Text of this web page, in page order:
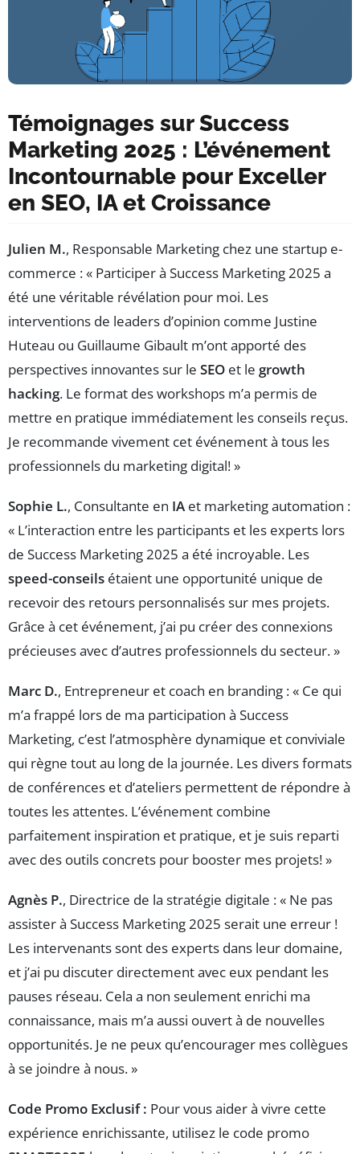
Témoignages sur Success
Marketing 2025 : L’événement
Incontournable pour Exceller
en SEO, IA et Croissance
Julien M., Responsable Marketing chez une startup e-
commerce : « Participer à Success Marketing 2025 a
été une véritable révélation pour moi. Les
interventions de leaders d’opinion comme Justine
Huteau ou Guillaume Gibault m’ont apporté des
perspectives innovantes sur le SEO et le growth
hacking. Le format des workshops m’a permis de
mettre en pratique immédiatement les conseils reçus.
Je recommande vivement cet événement à tous les
professionnels du marketing digital! »
Sophie L., Consultante en IA et marketing automation :
« L’interaction entre les participants et les experts lors
de Success Marketing 2025 a été incroyable. Les
speed-conseils étaient une opportunité unique de
recevoir des retours personnalisés sur mes projets.
Grâce à cet événement, j’ai pu créer des connexions
précieuses avec d’autres professionnels du secteur. »
Marc D., Entrepreneur et coach en branding : « Ce qui
m’a frappé lors de ma participation à Success
Marketing, c’est l’atmosphère dynamique et conviviale
qui règne tout au long de la journée. Les divers formats
de conférences et d’ateliers permettent de répondre à
toutes les attentes. L’événement combine
parfaitement inspiration et pratique, et je suis reparti
avec des outils concrets pour booster mes projets! »
Agnès P., Directrice de la stratégie digitale : « Ne pas
assister à Success Marketing 2025 serait une erreur !
Les intervenants sont des experts dans leur domaine,
et j’ai pu discuter directement avec eux pendant les
pauses réseau. Cela a non seulement enrichi ma
connaissance, mais m’a aussi ouvert à de nouvelles
opportunités. Je ne peux qu’encourager mes collègues
à se joindre à nous. »
Code Promo Exclusif : Pour vous aider à vivre cette
expérience enrichissante, utilisez le code promo